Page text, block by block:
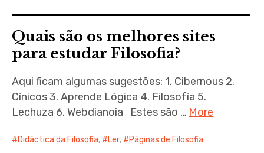
Quais são os melhores sites
para estudar Filosofia?
Aqui ficam algumas sugestões: 1. Cibernous 2.
Cínicos 3. Aprende Lógica 4. Filosofía 5.
Lechuza 6. Webdianoia Estes são … More
Didáctica da Filosofia, Ler, Páginas de Filosofia